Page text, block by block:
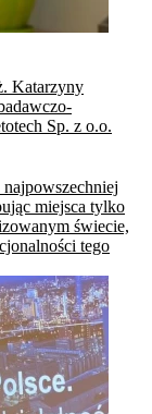
Katarzyny
Sp. z o.o.
miejsca tylko
świecie,
tego